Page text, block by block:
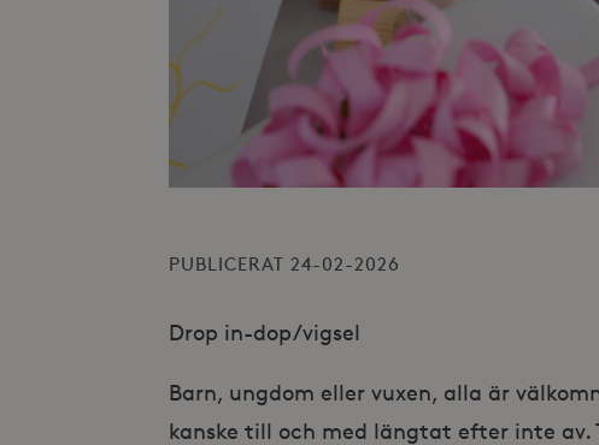
PUBLICERAT 24-02-2026
Drop in-dop/vigsel
Barn, ungdom eller vuxen, alla är
kanske till och med längtat efter inte